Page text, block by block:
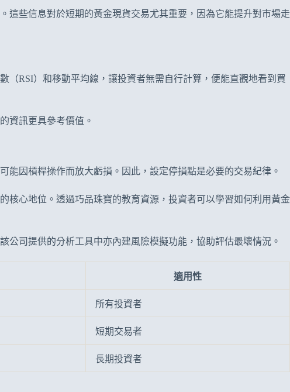
這些信息對於短期的黃金現貨交易尤其重要，因為它能提升對市場走
（RSI）和移動平均線，讓投資者無需自行計算，便能直觀地看到買
資訊更具參考價值。
因槓桿操作而放大虧損。因此，設定停損點是必要的交易紀律。
核心地位。透過巧品珠寶的教育資源，投資者可以學習如何利用黃金
司提供的分析工具中亦內建風險模擬功能，協助評估最壞情況。
適用性
所有投資者
短期交易者
長期投資者